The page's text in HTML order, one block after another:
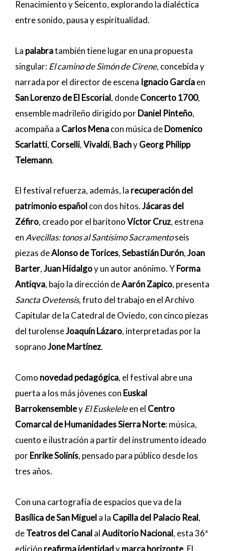
Renacimiento y Seicento, explorando la dialéctica
entre sonido, pausa y espiritualidad.
La palabratambién tiene lugar en una propuesta
singular:El camino de Simón de Cirene, concebida y
narrada por el director de escena Ignacio Garcíaen
San Lorenzo de El Escorial, dondeConcerto 1700,
ensemble madrileño dirigido porDaniel Pinteño,
acompaña a Carlos Menacon música deDomenico
Scarlatti, Corselli,Vivaldi, BachyGeorg Philipp
Telemann.
El festival refuerza, además, la recuperación del
patrimonio español con dos hitos.Jácaras del
Zéfiro, creado por el barítonoVíctor Cruz, estrena
enAvecillas: tonos al Santísimo Sacramentoseis
piezas deAlonso de Torices,Sebastián Durón,Joan
Barter,Juan Hidalgoy un autor anónimo. YForma
Antiqva, bajo la dirección deAarón Zapico, presenta
Sancta Ovetensis, fruto del trabajo en el Archivo
Capitular de la Catedral de Oviedo, con cinco piezas
del turolenseJoaquín Lázaro, interpretadas por la
sopranoJone Martínez.
Como novedad pedagógica, el festival abre una
puerta a los más jóvenes con Euskal
BarrokensembleyEl Euskeleleen el Centro
Comarcal de Humanidades Sierra Norte: música,
cuento e ilustración a partir del instrumento ideado
porEnrike Solinís, pensado para público desde los
tres años.
Con una cartografía de espacios que va de la
Basílica de San Miguela la Capilla del Palacio Real,
deTeatros del CanalalAuditorio Nacional, esta 36ª
edición reafirma identidadymarca horizonte. El